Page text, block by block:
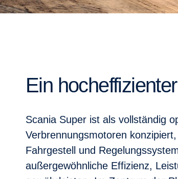
Ein
Scania Super ist als vollständig
Verbrennungsmotoren
Fahrgestell und
außergewöhnliche Effizienz,